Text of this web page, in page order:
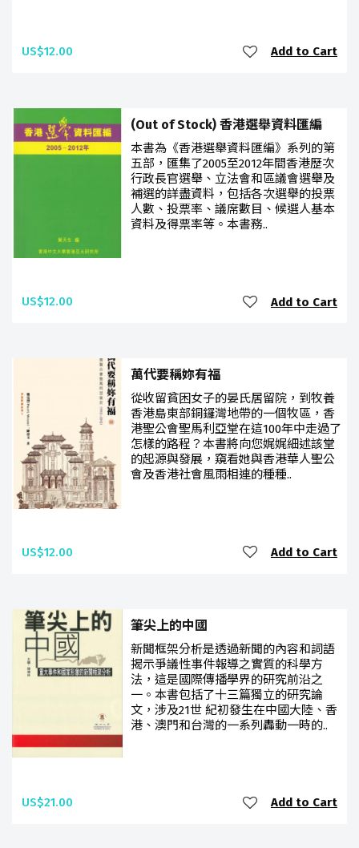
US$12.00 Add to Cart
(Out of Stock) 香港選舉資料匯編
本書為《香港選舉資料匯編》系列的第
五部，匯集了2005至2012年間香港歷次
行政長官選舉、立法會和區議會選舉及
補選的詳盡資料，包括各次選舉的投票
人數、投票率、議席數目、候選人基本
資料及得票率等。本書務..
US$12.00 Add to Cart
萬代要稱妳有福
從收留貧困女子的晏氏居留院，到牧養
香港島東部銅鑼灣地帶的一個牧區，香
港聖公會聖馬利亞堂在這100年中走過了
怎樣的路程？本書將向您娓娓細述該堂
的起源與發展，窺看她與香港華人聖公
會及香港社會風雨相連的種種..
US$12.00 Add to Cart
筆尖上的中國
新聞框架分析是透過新聞的內容和詞語
揭示爭議性事件報導之實質的科學方
法，這是國際傳播學界的研究前沿之
一。本書包括了十三篇獨立的研究論
文，涉及21世 紀初發生在中國大陸、香
港、澳門和台灣的一系列轟動一時的..
US$21.00 Add to Cart